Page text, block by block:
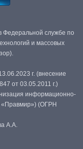
Федеральной службе по
и массовых
г. (внесение
от 03.05.2011 г.)
информационно-
(ОГРН
А.А.